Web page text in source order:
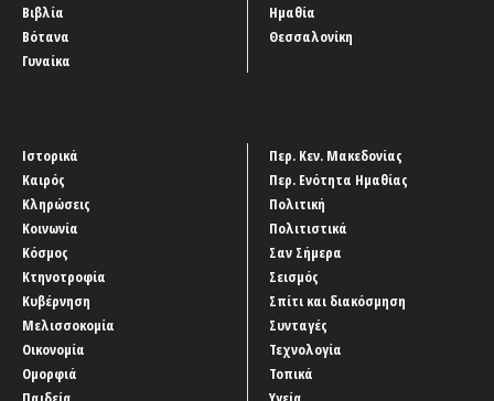
Βιβλία
Βότανα
Γυναίκα
Ημαθία
Θεσσαλονίκη
Ιστορικά
Καιρός
Κληρώσεις
Κοινωνία
Κόσμος
Κτηνοτροφία
Κυβέρνηση
Μελισσοκομία
Οικονομία
Ομορφιά
Περ. Κεν. Μακεδονίας
Περ. Ενότητα Ημαθίας
Πολιτική
Πολιτιστικά
Σαν Σήμερα
Σεισμός
Σπίτι και διακόσμηση
Συνταγές
Τεχνολογία
Τοπικά